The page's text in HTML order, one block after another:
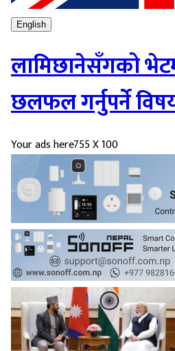
English
लामिछानेसँगको
छलफल गर्नुपर्ने
Your ads here755 X 100